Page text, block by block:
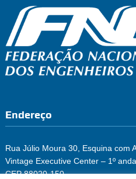
Endereço
Rua Júlio Moura 30, Esquina com
Vintage Executive Center – 1º
CEP 88020-150